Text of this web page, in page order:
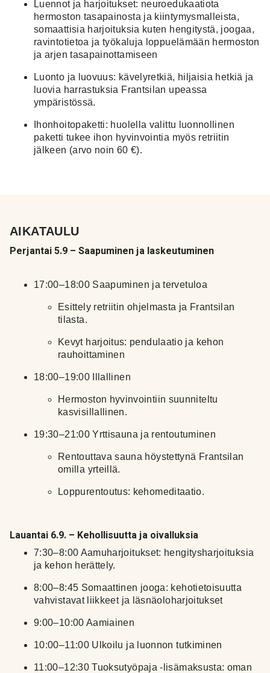
Luennot ja harjoitukset: neuroedukaatiota
hermoston tasapainosta ja kiintymysmalleista,
somaattisia harjoituksia kuten hengitystä, joogaa,
ravintotietoa ja työkaluja loppuelämään hermoston
ja arjen tasapainottamiseen
Luonto ja luovuus: kävelyretkiä, hiljaisia hetkiä ja
luovia harrastuksia Frantsilan upeassa
ympäristössä.
Ihonhoitopaketti: huolella valittu luonnollinen
paketti tukee ihon hyvinvointia myös retriitin
jälkeen (arvo noin 60 €).
AIKATAULU
​Perjantai 5.9 – Saapuminen ja laskeutuminen
17:00–18:00Saapuminen ja tervetuloa
Esittely retriitin ohjelmasta ja Frantsilan
tilasta.
Kevyt harjoitus: pendulaatio ja kehon
rauhoittaminen
18:00–19:00Illallinen
Hermoston hyvinvointiin suunniteltu
kasvisillallinen.
19:30–21:00Yrttisauna ja rentoutuminen
Rentouttava sauna höystettynä Frantsilan
omilla yrteillä.
Loppurentoutus: kehomeditaatio.
Lauantai 6.9. – Kehollisuutta ja oivalluksia
7:30–8:00 Aamuharjoitukset: hengitysharjoituksia
ja kehon herättely.
8:00–8:45 Somaattinen jooga: kehotietoisuutta
vahvistavat liikkeet ja läsnäoloharjoitukset
9:00–10:00 Aamiainen
10:00–11:00 Ulkoilu ja luonnon tutkiminen
11:00–12:30 Tuoksutyöpaja -lisämaksusta: oman